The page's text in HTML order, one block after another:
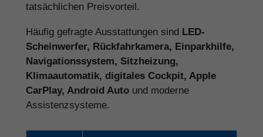
tatsächlichen Preisvorteil.
Häufig gefragte Ausstattungen sind LED-
Scheinwerfer, Rückfahrkamera, Einparkhilfe,
Navigationssystem, Sitzheizung,
Klimaautomatik, digitales Cockpit, Apple
CarPlay, Android Auto und moderne
Assistenzsysteme.